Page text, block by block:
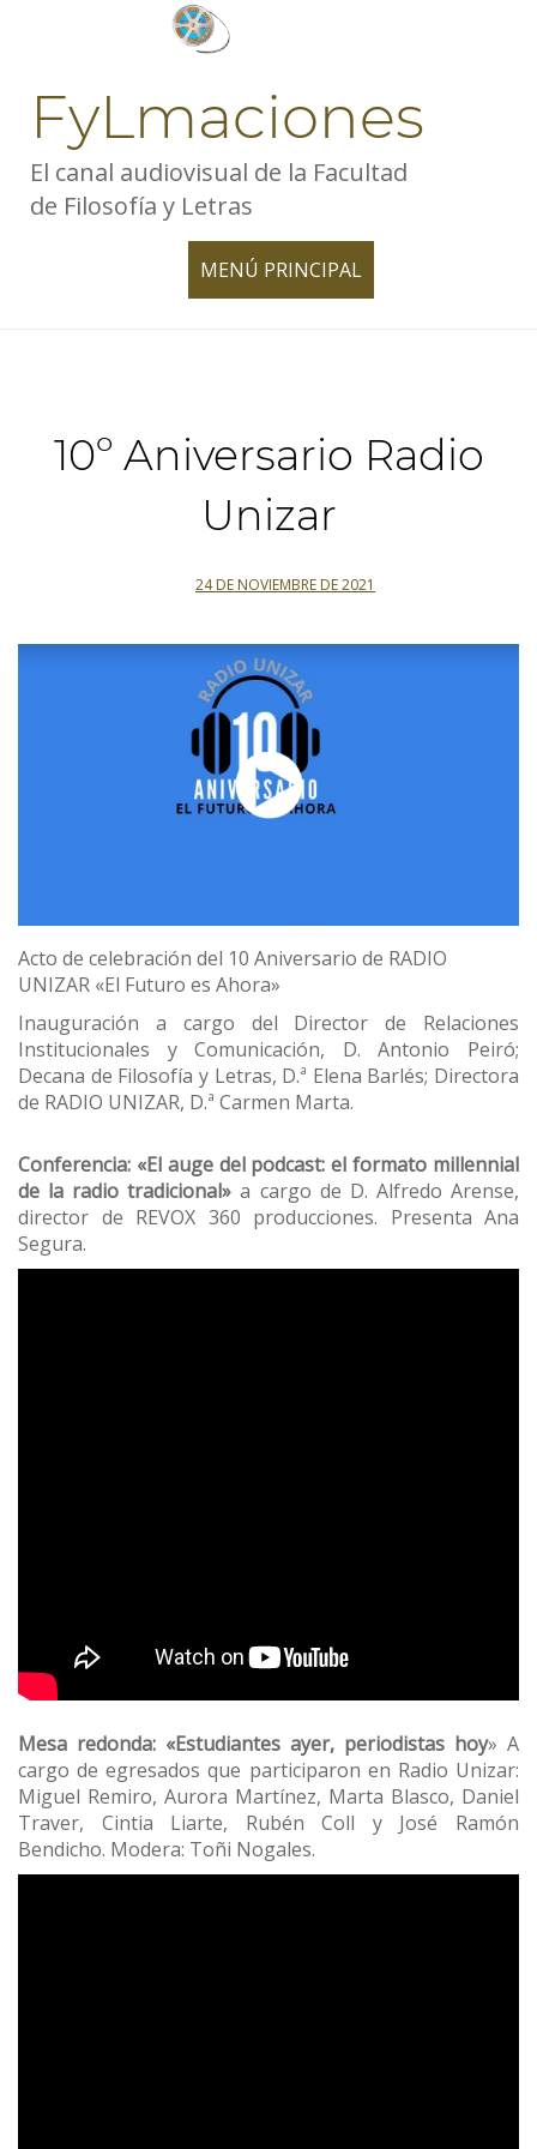
FyLmaciones
El canal audiovisual de la Facultad
de Filosofía y Letras
MENÚ PRINCIPAL
TOGGLE
10º Aniversario Radio
Unizar
24 DE NOVIEMBRE DE 2021
Acto de celebración del 10 Aniversario de RADIO
UNIZAR «El Futuro es Ahora»
Inauguración a cargo del Director de Relaciones
Institucionales y Comunicación, D. Antonio Peiró;
Decana de Filosofía y Letras, D.ª Elena Barlés; Directora
de RADIO UNIZAR, D.ª Carmen Marta.
Conferencia: «El auge del podcast: el formato millennial
de la radio tradicional» a cargo de D. Alfredo Arense,
director de REVOX 360 producciones. Presenta Ana
Segura.
Mesa redonda: «Estudiantes ayer, periodistas hoy» A
cargo de egresados que participaron en Radio Unizar:
Miguel Remiro, Aurora Martínez, Marta Blasco, Daniel
Traver, Cintia Liarte, Rubén Coll y José Ramón
Bendicho. Modera: Toñi Nogales.